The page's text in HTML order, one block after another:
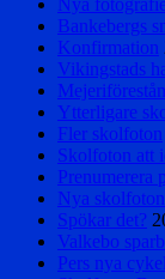
Bankebergs
Konfirmation
Vikingstads
Ytterligare
Fler skolfoton
Skolfoton att
Prenumerera
Nya
Spökar det?
Valkebo
Pers nya cykel